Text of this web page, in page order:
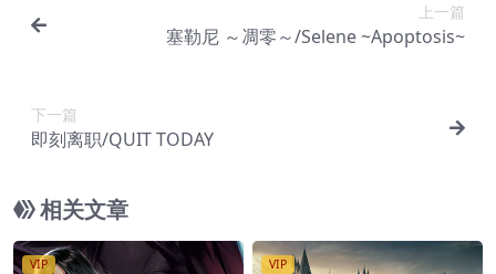
上一篇
塞勒尼 ～凋零～/Selene ~Apoptosis~
下一篇
即刻离职/QUIT TODAY
相关文章
VIP VIP